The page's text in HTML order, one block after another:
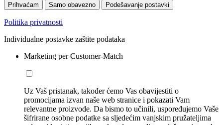
Prihvaćam Samo obavezno Podešavanje postavki
Politika privatnosti
Individualne postavke zaštite podataka
Marketing per Customer-Match
Uz Vaš pristanak, također ćemo Vas obavijestiti o
promocijama izvan naše web stranice i pokazati Vam
relevantne proizvode. Da bismo to učinili, uspoređujemo Vaše
šifrirane osobne podatke sa sljedećim vanjskim pružateljima